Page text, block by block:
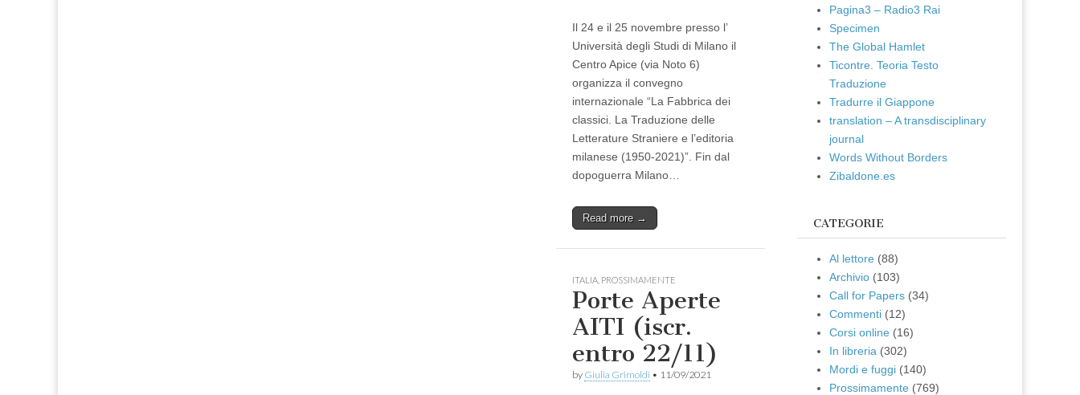
Il 24 e il 25 novembre presso l’
Università degli Studi di Milano il
Centro Apice (via Noto 6)
organizza il convegno
internazionale “La Fabbrica dei
classici. La Traduzione delle
Letterature Straniere e l’editoria
milanese (1950-2021)”. Fin dal
dopoguerra Milano…
Read more →
ITALIA PROSSIMAMENTE
Porte Aperte
AITI (iscr.
entro 22/11)
by Giulia Grimoldi • 11/09/2021
Pagina3 – Radio3 Rai
Specimen
The Global Hamlet
Ticontre. Teoria Testo
Traduzione
Tradurre il Giappone
translation – A transdisciplinary
journal
Words Without Borders
Zibaldone.es
CATEGORIE
Al lettore (88)
Archivio (103)
Call for Papers (34)
Commenti (12)
Corsi online (16)
In libreria (302)
Mordi e fuggi (140)
Prossimamente (769)